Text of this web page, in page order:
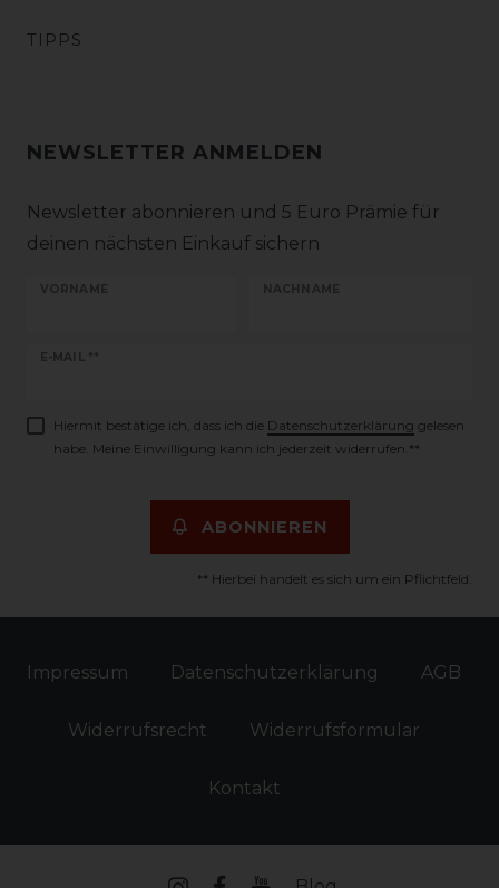
TIPPS
NEWSLETTER ANMELDEN
Newsletter abonnieren und 5 Euro Prämie für
deinen nächsten Einkauf sichern
VORNAME NACHNAME
E-MAIL **
Newsletter
Hiermit bestätige ich, dass ich die Daten­schutz­erklärung gelesen
habe. Meine Einwilligung kann ich jederzeit widerrufen.**
ABONNIEREN
** Hierbei handelt es sich um ein Pflichtfeld.
Impressum Daten­schutz­erklärung AGB
Widerrufs­recht Widerrufs­formular
Kontakt